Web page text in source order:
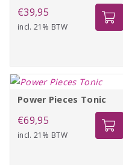
€39,95
incl. 21% BTW
Power Pieces Tonic
€69,95
incl. 21% BTW